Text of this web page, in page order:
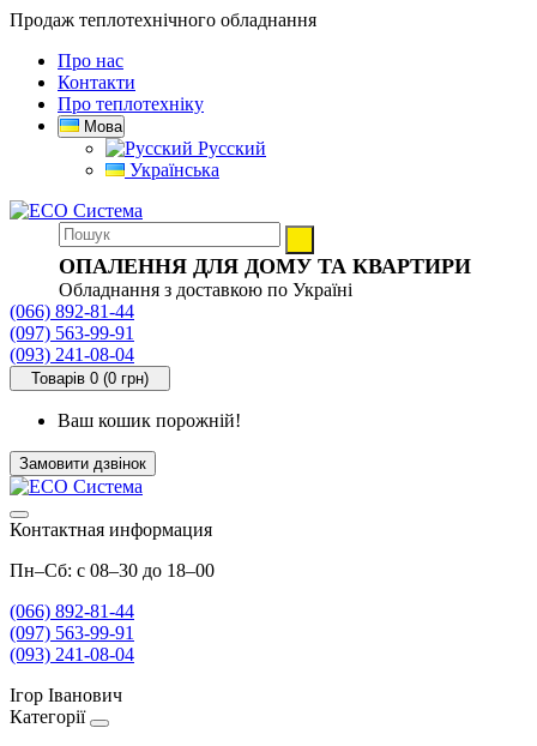
Продаж теплотехнічного обладнання
Про нас
Контакти
Про теплотехніку
Мова
Русский
Українська
ОПАЛЕННЯ ДЛЯ ДОМУ ТА КВАРТИРИ
Обладнання з доставкою по Україні
(066) 892-81-44
(097) 563-99-91
(093) 241-08-04
Товарів 0 (0 грн)
Ваш кошик порожній!
Замовити дзвінок
Контактная информация
Пн–Сб: с 08–30 до 18–00
(066) 892-81-44
(097) 563-99-91
(093) 241-08-04
Ігор Іванович
Категорії